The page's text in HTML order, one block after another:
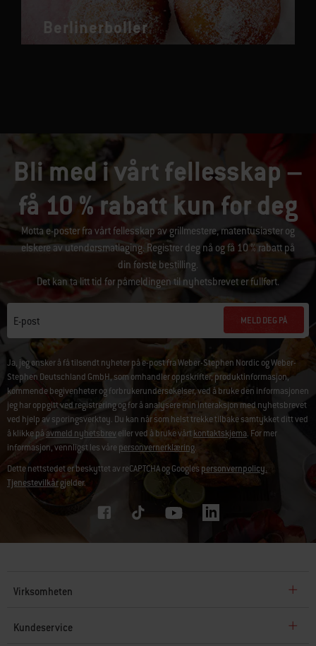
Berlinerboller
Bli med i vårt fellesskap –
få 10 % rabatt kun for deg
Motta e-poster fra vårt fellesskap av grillmestere, matentusiaster og
elskere av utendørsmatlaging. Registrer deg nå og få 10 % rabatt på
din første bestilling.
Det kan ta litt tid før påmeldingen til nyhetsbrevet er fullført.
E-post MELD DEG PÅ
Ja, jeg ønsker å få tilsendt nyheter på e-post fra Weber-Stephen Nordic og Weber-
Stephen Deutschland GmbH, som omhandler oppskrifter, produktinformasjon,
kommende begivenheter og forbrukerundersøkelser, ved å bruke den informasjonen
jeg har oppgitt ved registrering og for å analysere min interaksjon med nyhetsbrevet
ved hjelp av sporingsverktøy. Du kan når som helst trekke tilbake samtykket ditt ved
å klikke påavmeld nyhetsbreveller ved å bruke vårtkontaktskjema. For mer
informasjon, vennligst les vårepersonvernerklæring.
Dette nettstedet er beskyttet av reCAPTCHA og Googlespersonvernpolicy.
Tjenestevilkårgjelder.
Virksomheten
Kundeservice